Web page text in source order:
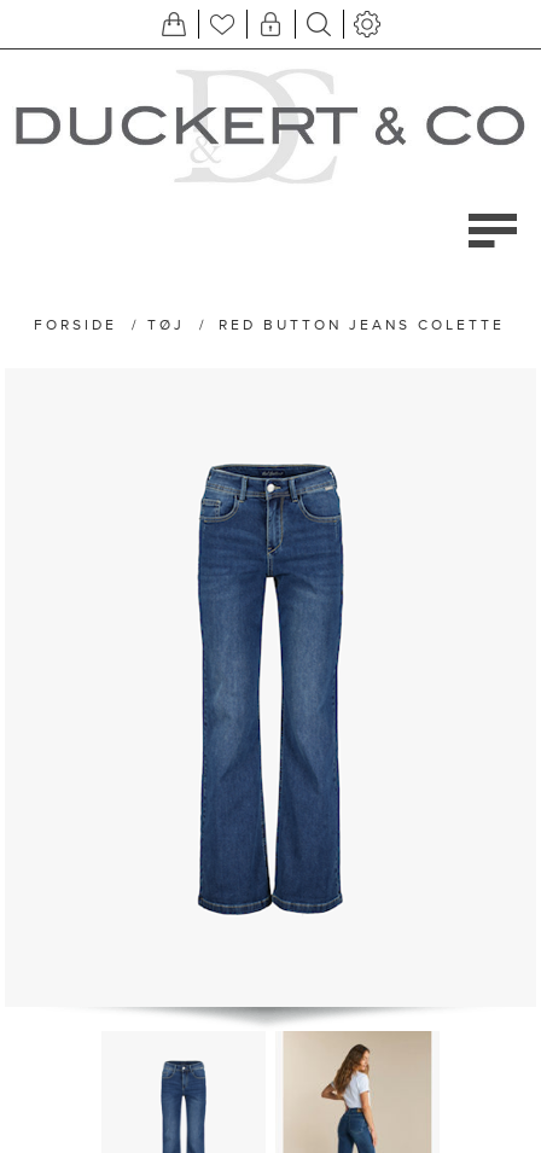
FORSIDE / TØJ / RED BUTTON JEANS COLETTE